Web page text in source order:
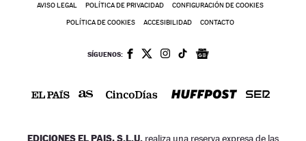
AVISO LEGAL POLÍTICA DE PRIVACIDAD CONFIGURACIÓN DE COOKIES
POLÍTICA DE COOKIES ACCESIBILIDAD CONTACTO
SÍGUENOS:
EDICIONES EL PAIS, S.L.U. realiza una reserva expresa de las